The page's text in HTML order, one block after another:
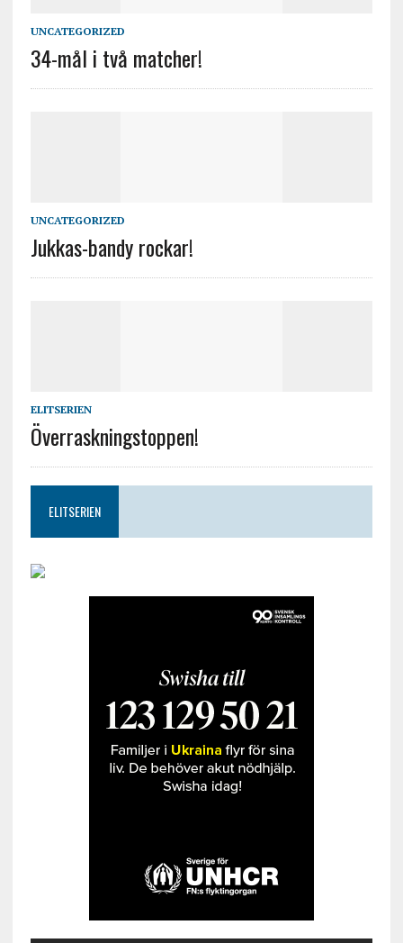
UNCATEGORIZED
34-mål i två matcher!
UNCATEGORIZED
Jukkas-bandy rockar!
ELITSERIEN
Överraskningstoppen!
ELITSERIEN